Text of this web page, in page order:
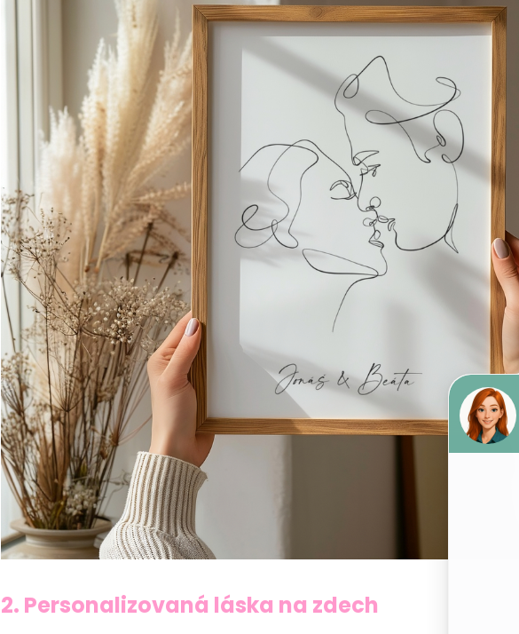
2. Personalizovaná láska na zdech